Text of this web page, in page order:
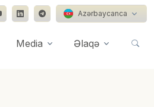
Azərbaycanca
Media Əlaqə